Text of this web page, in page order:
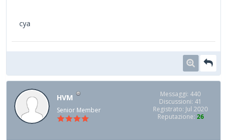
cya
HVM
Senior Member
Messaggi: 440
Discussioni: 41
Registrato: Jul 2020
Reputazione: 26